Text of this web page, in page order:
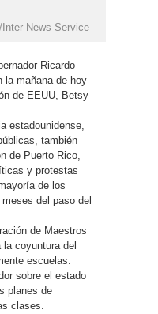
News Service
Ricardo
la mañana de hoy
de EEUU, Betsy
estadounidense,
también
de Puerto Rico,
y protestas
de los
del paso del
de Maestros
coyuntura del
escuelas.
sobre el estado
planes de
clases.